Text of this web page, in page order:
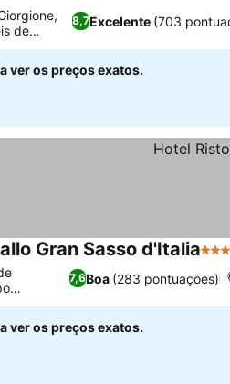
8,7Excelente (703
de
ver os preços exatos.
Gran Sasso d'Italia3
7,6Boa (283 pontuações)
ver os preços exatos.